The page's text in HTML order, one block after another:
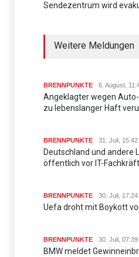
Sendezentrum wird
Weitere Meldungen
BRENNPUNKTE 6. August,
Angeklagter wegen
zu lebenslanger Haft
BRENNPUNKTE 31. Juli,
Deutschland und andere
öffentlich vor IT-
BRENNPUNKTE 30. Juli,
Uefa droht mit Boykott
BRENNPUNKTE 30. Juli,
BMW meldet